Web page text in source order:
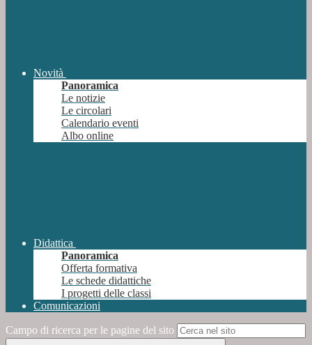
Novità
Panoramica
Le notizie
Le circolari
Calendario eventi
Albo online
Didattica
Panoramica
Offerta formativa
Le schede didattiche
I progetti delle classi
Comunicazioni
Campo di ricerca per le pagine del sito